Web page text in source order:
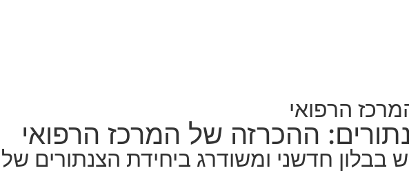
הרפואי
ההכרזה של המרכז הרפואי
בבלון חדשני ומשודרג ביחידת הצנתורים